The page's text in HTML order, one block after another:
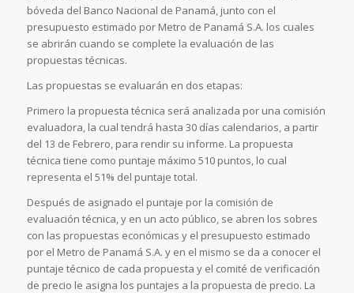
bóveda del Banco Nacional de Panamá, junto con el
presupuesto estimado por Metro de Panamá S.A. los cuales
se abrirán cuando se complete la evaluación de las
propuestas técnicas.
Las propuestas se evaluarán en dos etapas:
Primero la propuesta técnica será analizada por una comisión
evaluadora, la cual tendrá hasta 30 días calendarios, a partir
del 13 de Febrero, para rendir su informe. La propuesta
técnica tiene como puntaje máximo 510 puntos, lo cual
representa el 51% del puntaje total.
Después de asignado el puntaje por la comisión de
evaluación técnica, y en un acto público, se abren los sobres
con las propuestas económicas y el presupuesto estimado
por el Metro de Panamá S.A. y en el mismo se da a conocer el
puntaje técnico de cada propuesta y el comité de verificación
de precio le asigna los puntajes a la propuesta de precio. La